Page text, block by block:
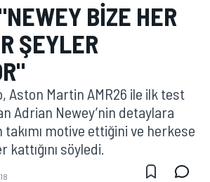
BIZE HER
ŞEYLER
Aston Martin AMR26 ile ilk test
Adrian Newey’nin detaylara
takımı motive ettiğini ve herkese
söyledi.